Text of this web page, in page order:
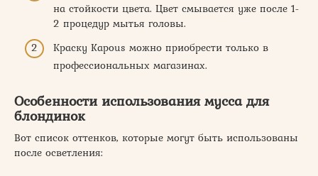
на стойкости цвета. Цвет смывается уже после 1-
2 процедур мытья головы.
Краску Kapous можно приобрести только в
профессиональных магазинах.
Особенности использования мусса для
блондинок
Вот список оттенков, которые могут быть использованы
после осветления: